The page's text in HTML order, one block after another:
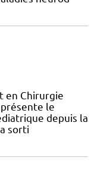
en Chirurgie
le
depuis la
sorti